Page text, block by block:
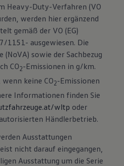
Heavy-Duty-Verfahren (VO
werden hier ergänzend
gemäß der VO (EG)
1151- ausgewiesen. Die
(NoVA) sowie der Sachbezug
CO2-Emissionen in g/km.
keine CO2-Emissionen
Informationen finden Sie
wltp oder
Händlerbetrieb.
Ausstattungen
nicht darauf eingegangen,
Ausstattung um die Serie